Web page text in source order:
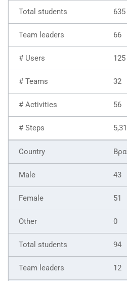
635
66
125
32
56
43
51
0
94
12